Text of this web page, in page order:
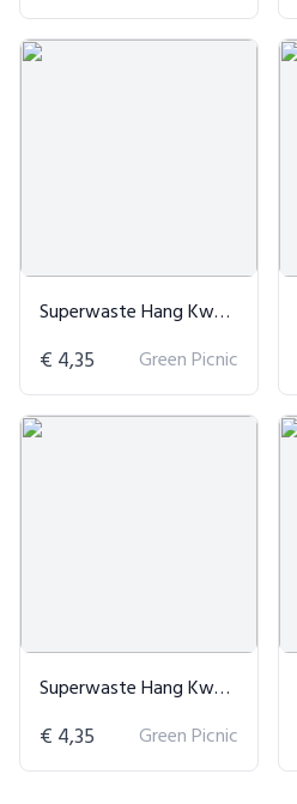
Superwaste Hang Kweektuin 'Blij met Jou'
€ 4,35 Green Picnic
Superwaste Hang Kweektuin 'Fijne Kerst'
€ 4,35 Green Picnic